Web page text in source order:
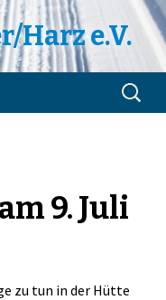
Harz e.V.
Suchen
nach:
9. Juli
zu tun in der Hütte